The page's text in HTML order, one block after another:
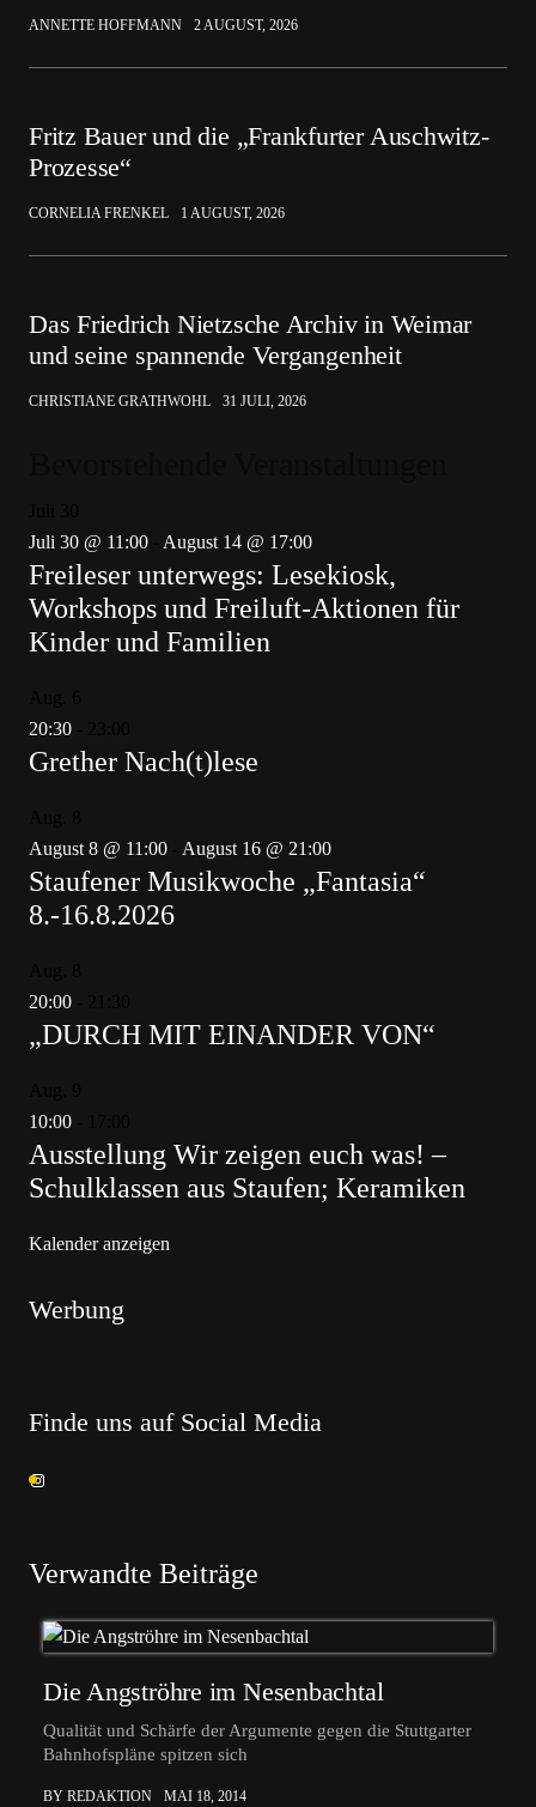
ANNETTE HOFFMANN 2 AUGUST, 2026
Fritz Bauer und die „Frankfurter Auschwitz-
Prozesse“
CORNELIA FRENKEL 1 AUGUST, 2026
Das Friedrich Nietzsche Archiv in Weimar
und seine spannende Vergangenheit
CHRISTIANE GRATHWOHL 31 JULI, 2026
Juli 30 @ 11:00
August 14 @ 17:00
Freileser unterwegs: Lesekiosk,
Workshops und Freiluft-Aktionen für
Kinder und Familien
20:30
Grether Nach(t)lese
August 8 @ 11:00
August 16 @ 21:00
Staufener Musikwoche „Fantasia“
8.-16.8.2026
20:00
„DURCH MIT EINANDER VON“
10:00
Ausstellung Wir zeigen euch was! –
Schulklassen aus Staufen; Keramiken
Kalender anzeigen
Werbung
Finde uns auf Social Media
Verwandte Beiträge
Die Angströhre im Nesenbachtal
Qualität und Schärfe der Argumente gegen die Stuttgarter
Bahnhofspläne spitzen sich
BY REDAKTION MAI 18, 2014